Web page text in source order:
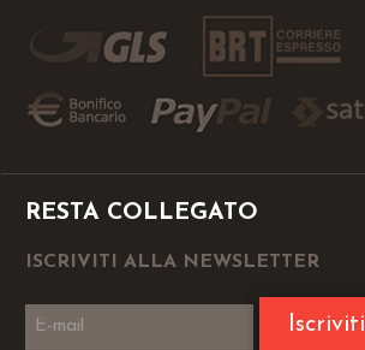
RESTA COLLEGATO
ISCRIVITI ALLA NEWSLETTER
Iscriviti